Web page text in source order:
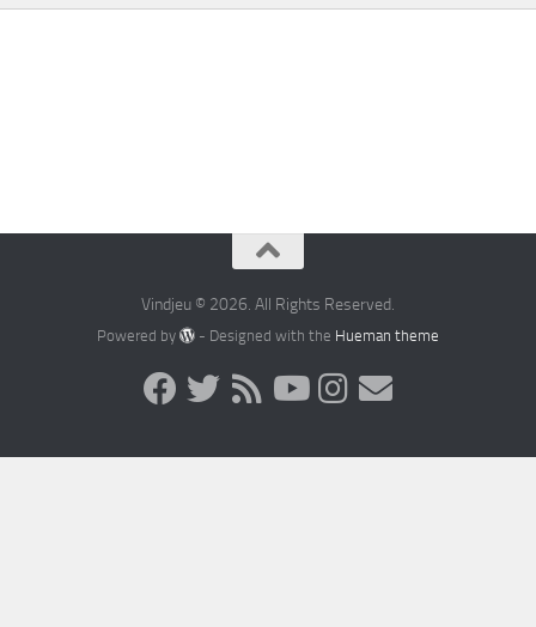
Vindjeu © 2026. All Rights Reserved.
Powered by - Designed with the Hueman theme